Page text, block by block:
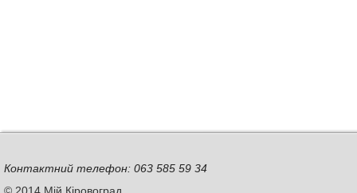
Контактний телефон: 063 585 59 34